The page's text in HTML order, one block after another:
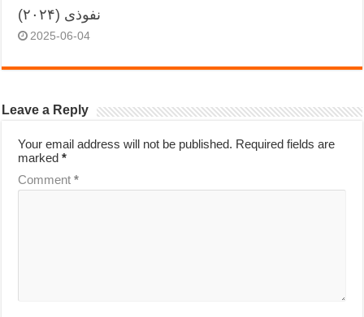
نفوذی (۲۰۲۴)
2025-06-04
Leave a Reply
Your email address will not be published. Required fields are
marked*
Comment*